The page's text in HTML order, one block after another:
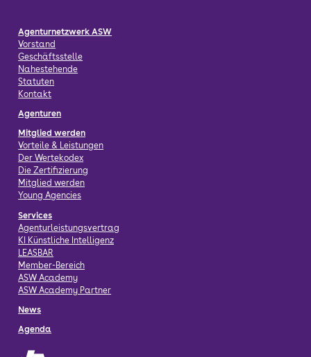
Agenturnetzwerk ASW
Vorstand
Geschäftsstelle
Nahestehende
Statuten
Kontakt
Agenturen
Mitglied werden
Vorteile & Leistungen
Der Wertekodex
Die Zertifizierung
Mitglied werden
Young Agencies
Services
Agenturleistungsvertrag
KI Künstliche Intelligenz
LEASBAR
Member-Bereich
ASW Academy
ASW Academy Partner
News
Agenda